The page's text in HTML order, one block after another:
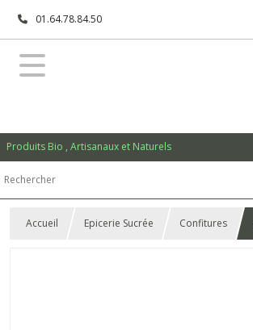
01.64.78.84.50
Produits Bio , Artisanaux et Naturels
Accueil Epicerie Sucrée Confitures